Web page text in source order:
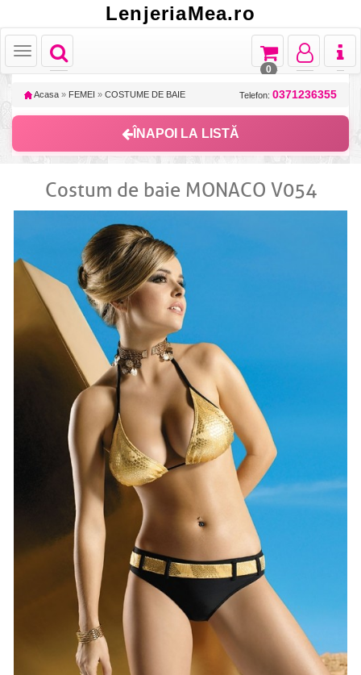
LenjeriaMea.ro
Toggle
navigation
Toggle
Toggle
navigation
Toggle
navigation
Toggle
navigation
0
Acasa » FEMEI » COSTUME DE BAIE Telefon: 0371236355
ÎNAPOI LA LISTĂ
Costum de baie MONACO V054